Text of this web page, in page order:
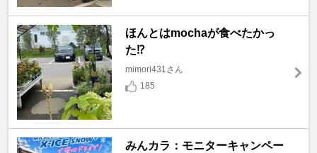
ほんとはmochaが食べたかっ
た⁉️
mimori431さん
185
みんカラ：モニターキャンペー